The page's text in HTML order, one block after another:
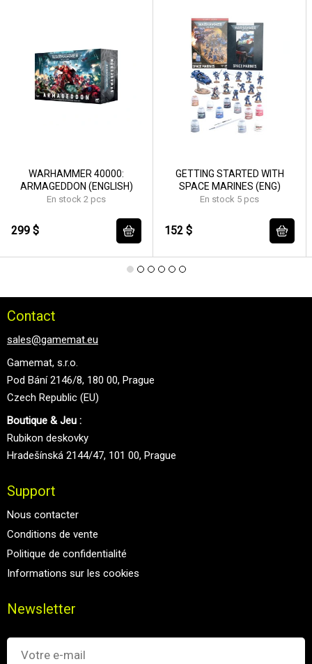
WARHAMMER 40000:
ARMAGEDDON (ENGLISH)
En stock 2 pcs
299 $
GETTING STARTED WITH
SPACE MARINES (ENG)
En stock 5 pcs
152 $
Contact
sales@gamemat.eu
Gamemat, s.r.o.
Pod Bání 2146/8, 180 00, Prague
Czech Republic (EU)
Boutique & Jeu :
Rubikon deskovky
Hradešínská 2144/47, 101 00, Prague
Support
Nous contacter
Conditions de vente
Politique de confidentialité
Informations sur les cookies
Newsletter